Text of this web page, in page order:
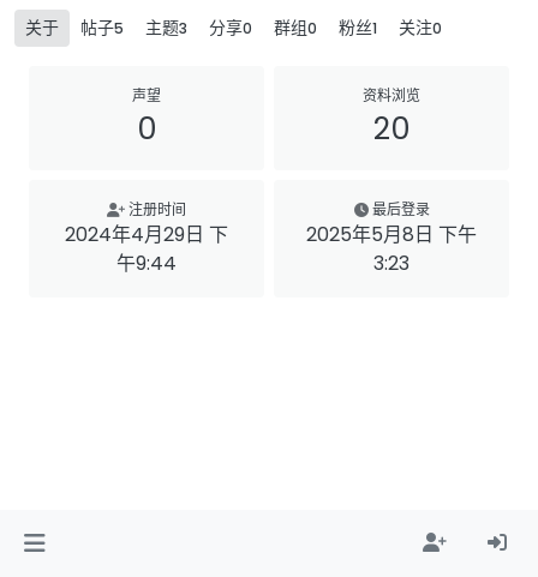
关于 帖子5 主题3 分享0 群组0 粉丝1 关注0
声望
0
资料浏览
20
注册时间
2024年4月29日 下
午9:44
最后登录
2025年5月8日 下午
3:23